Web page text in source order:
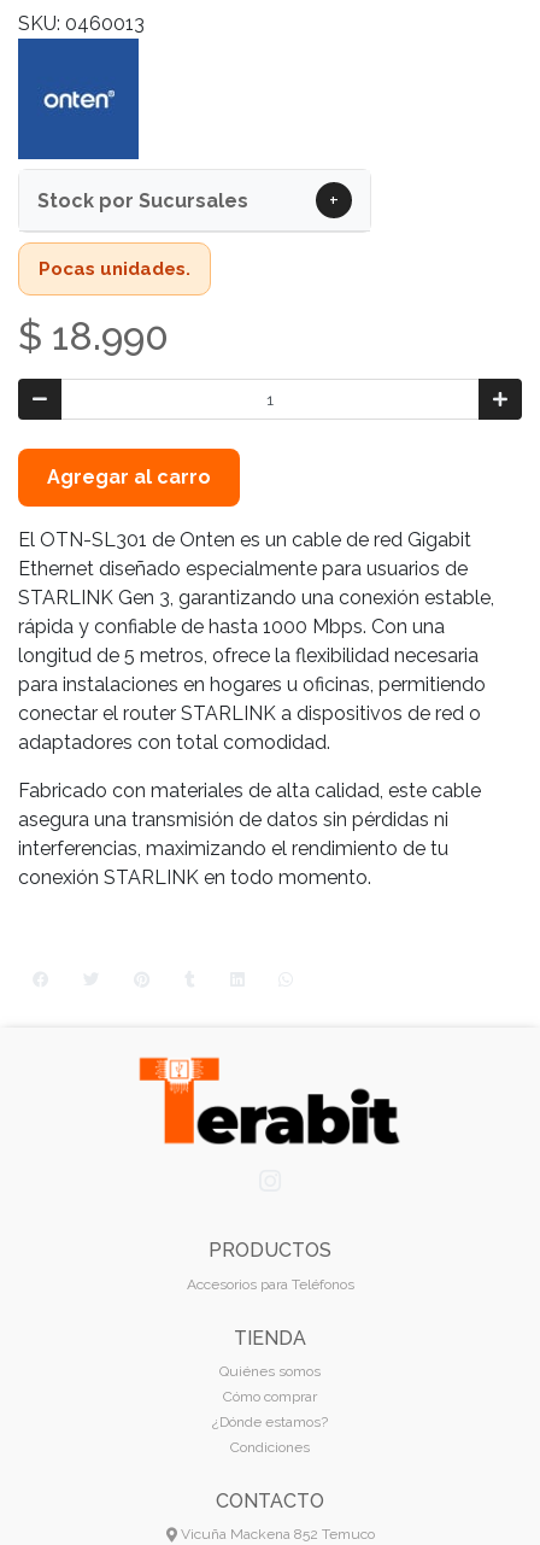
SKU: 0460013
Stock por Sucursales +
Pocas unidades.
$ 18.990
Agregar al carro
El OTN-SL301 de Onten es un cable de red Gigabit
Ethernet diseñado especialmente para usuarios de
STARLINK Gen 3, garantizando una conexión estable,
rápida y confiable de hasta 1000 Mbps. Con una
longitud de 5 metros, ofrece la flexibilidad necesaria
para instalaciones en hogares u oficinas, permitiendo
conectar el router STARLINK a dispositivos de red o
adaptadores con total comodidad.
Fabricado con materiales de alta calidad, este cable
asegura una transmisión de datos sin pérdidas ni
interferencias, maximizando el rendimiento de tu
conexión STARLINK en todo momento.
PRODUCTOS
Accesorios para Teléfonos
TIENDA
Quiénes somos
Cómo comprar
¿Dónde estamos?
Condiciones
CONTACTO
Vicuña Mackena 852 Temuco